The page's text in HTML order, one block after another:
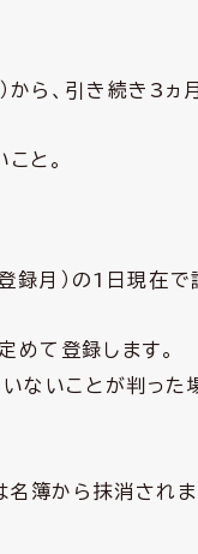
から、引き続き3
と。
）の1日現在で
て登録します。
いことが判った場
簿から抹消されま